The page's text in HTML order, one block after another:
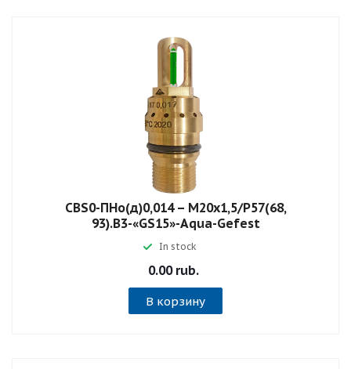
СВS0-ПНо(д)0,014 – М20х1,5/Р57(68,
93).В3-«GS15»-Aqua-Gefest
In stock
0.00 rub.
В корзину